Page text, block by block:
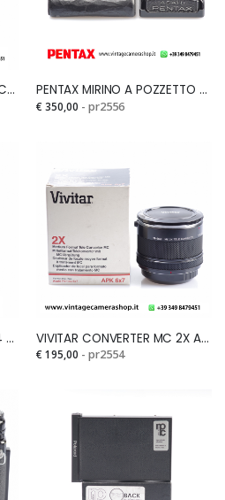
PENTAX 67 SMC 135mm MACRO F.4Si PENTAX MIRINO A POZZETTO PER 6X7Si
€ 350,00 - pr2556
PENTAX SMC 67 200mm F.4 FOR PENTAX 6X7, 67, 67IISi VIVITAR CONVERTER MC 2X APX FOR PENTAX 6X7Si
€ 195,00 - pr2554